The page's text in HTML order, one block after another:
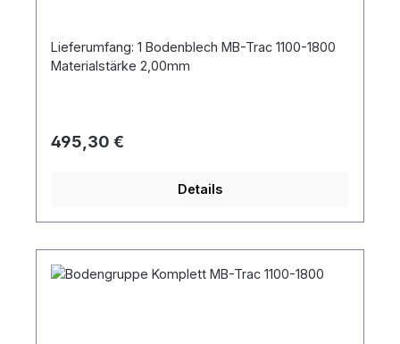
Lieferumfang: 1 Bodenblech MB-Trac 1100-1800
Materialstärke 2,00mm
Regulärer Preis:
495,30 €
Details